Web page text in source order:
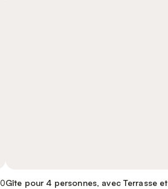
Gîte pour 4 personnes, avec Terrasse et